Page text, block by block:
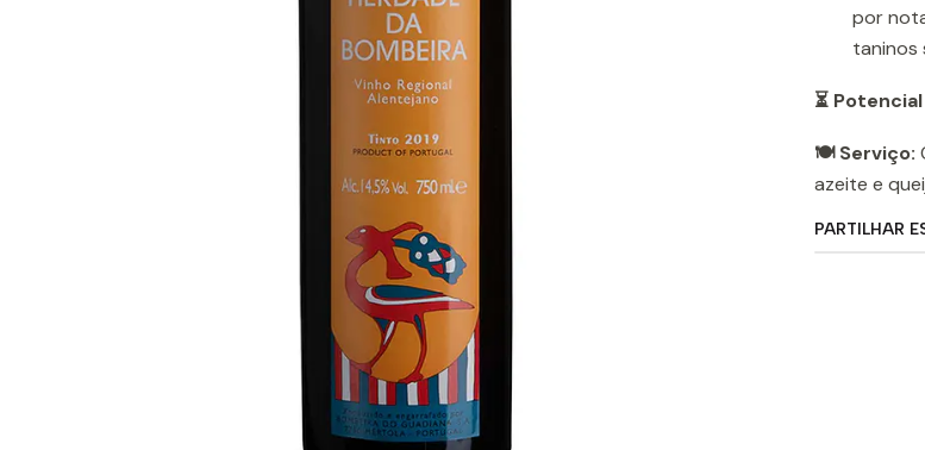
por
taninos
⏳
🍽️ Serviço:
azeite e
PARTILHAR